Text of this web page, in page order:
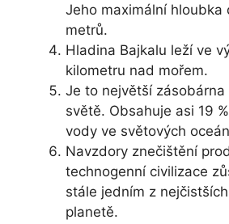
Jeho maximální hloubka
metrů.
Hladina Bajkalu leží ve
kilometru nad mořem.
Je to největší
světě. Obsahuje asi 19
vody ve světových
Navzdory znečištění
technogenní civilizace
stále jedním z
planetě.